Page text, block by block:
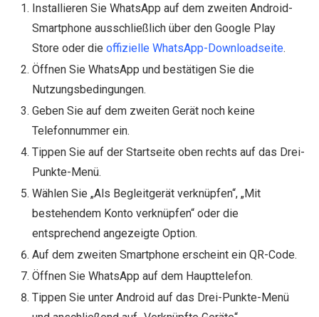
Installieren Sie WhatsApp auf dem zweiten Android-
Smartphone ausschließlich über den Google Play
Store oder die offizielle WhatsApp-Downloadseite.
Öffnen Sie WhatsApp und bestätigen Sie die
Nutzungsbedingungen.
Geben Sie auf dem zweiten Gerät noch keine
Telefonnummer ein.
Tippen Sie auf der Startseite oben rechts auf das Drei-
Punkte-Menü.
Wählen Sie „Als Begleitgerät verknüpfen“, „Mit
bestehendem Konto verknüpfen“ oder die
entsprechend angezeigte Option.
Auf dem zweiten Smartphone erscheint ein QR-Code.
Öffnen Sie WhatsApp auf dem Haupttelefon.
Tippen Sie unter Android auf das Drei-Punkte-Menü